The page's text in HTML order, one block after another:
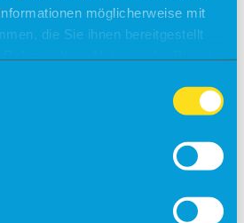
möglicherweise mit
die Sie ihnen bereitgestellt